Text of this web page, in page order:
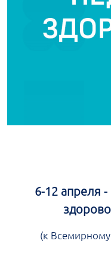
6-12 апреля
(к